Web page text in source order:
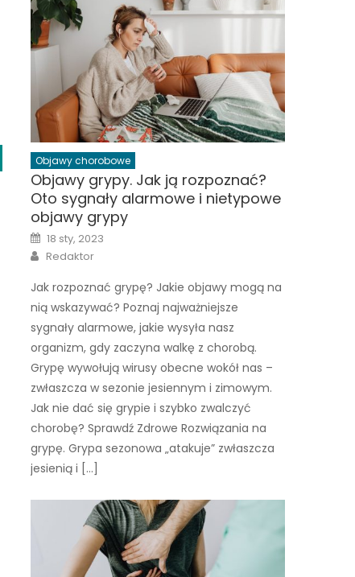
Objawy chorobowe
Objawy grypy. Jak ją rozpoznać?
Oto sygnały alarmowe i nietypowe
objawy grypy
Posted
on
18 sty, 2023
Author
Redaktor
Jak rozpoznać grypę? Jakie objawy mogą na
nią wskazywać? Poznaj najważniejsze
sygnały alarmowe, jakie wysyła nasz
organizm, gdy zaczyna walkę z chorobą.
Grypę wywołują wirusy obecne wokół nas –
zwłaszcza w sezonie jesiennym i zimowym.
Jak nie dać się grypie i szybko zwalczyć
chorobę? Sprawdź Zdrowe Rozwiązania na
grypę. Grypa sezonowa „atakuje” zwłaszcza
jesienią i […]